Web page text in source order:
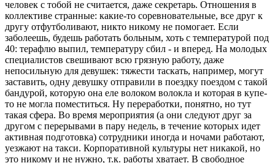
человек с тобой не считается, даже секретарь. Отношения в
коллективе странные: какие-то соревновательные, все друг к
другу отфутболивают, никто никому не помогает. Если
заболеешь, будешь работать больным, хоть с температурой под
40: терафлю выпил, температуру сбил - и вперед. На молодых
специалистов свешивают всю грязную работу, даже
непосильную для девушек: тяжести таскать, например, могут
заставить, одну девушку отправили в поездку поездом с такой
бандурой, которую она еле волоком волокла и которая в купе-
то не могла поместиться. Ну переработки, понятно, но тут
такая сфера. Во время мероприятия (а они следуют друг за
другом с перерывами в пару недель, в течение которых идет
активная подготовка) сотрудники иногда и ночами работают,
уезжают на такси. Корпоративной культуры нет никакой, но
это никому и не нужно, т.к. работы хватает. В свободное